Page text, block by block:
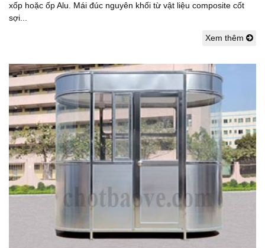
xốp hoặc ốp Alu. Mái đúc nguyên khối từ vật liệu composite cốt
sợi...
Xem thêm